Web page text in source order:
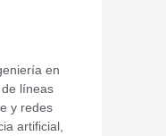
en
líneas
y redes
artificial,